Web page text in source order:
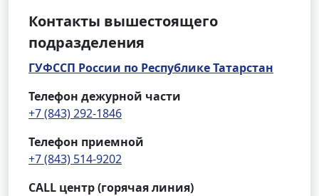
Контакты вышестоящего
подразделения
ГУФССП России по Республике Татарстан
Телефон дежурной части
+7 (843) 292-1846
Телефон приемной
+7 (843) 514-9202
CALL центр (горячая линия)